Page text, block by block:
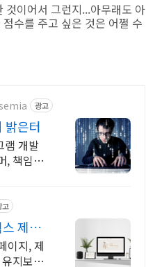
것이어서 그런지...아무래도 아
수를 주고 싶은 것은 어쩔 수
광고
밝은터
램 개발
, 책임시
고
제작
이지, 제
지보수